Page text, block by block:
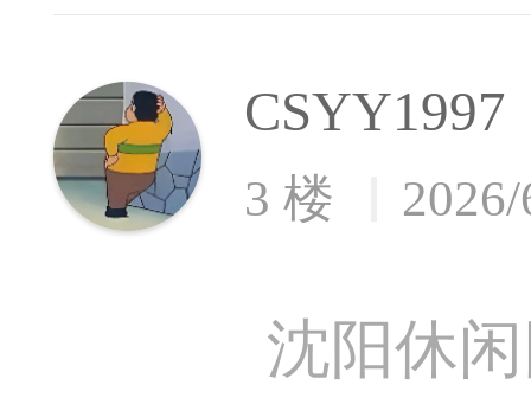
CSYY1997
3 楼
沈阳休